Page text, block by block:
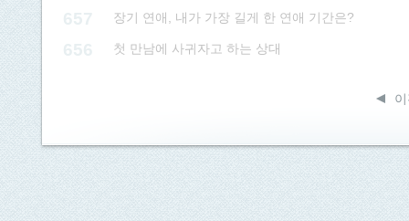
장기 연애, 내가 가장 길게 한 연애 기간은?
첫 만남에 사귀자고 하는 상대